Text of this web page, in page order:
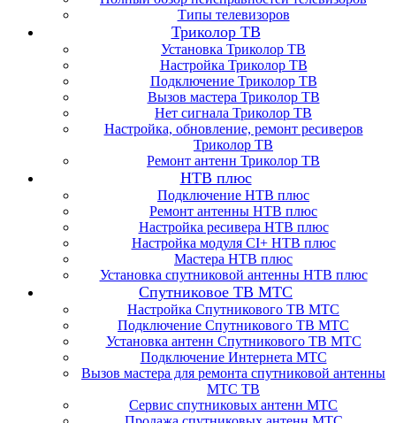
Типы телевизоров
Триколор ТВ
Установка Триколор ТВ
Настройка Триколор ТВ
Подключение Триколор ТВ
Вызов мастера Триколор ТВ
Нет сигнала Триколор ТВ
Настройка, обновление, ремонт ресиверов
Триколор ТВ
Ремонт антенн Триколор ТВ
НТВ плюс
Подключение НТВ плюс
Ремонт антенны НТВ плюс
Настройка ресивера НТВ плюс
Настройка модуля CI+ НТВ плюс
Мастера НТВ плюс
Установка спутниковой антенны НТВ плюс
Спутниковое ТВ МТС
Настройка Спутникового ТВ МТС
Подключение Спутникового ТВ МТС
Установка антенн Спутникового ТВ МТС
Подключение Интернета МТС
Вызов мастера для ремонта спутниковой антенны
МТС ТВ
Сервис спутниковых антенн МТС